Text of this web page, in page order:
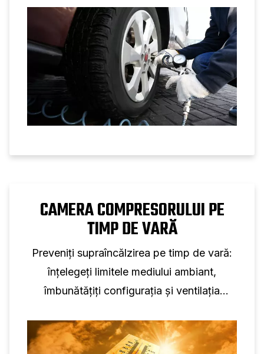
compresoarelor de aer.
CAMERA COMPRESORULUI PE
TIMP DE VARĂ
Preveniți supraîncălzirea pe timp de vară:
înțelegeți limitele mediului ambiant,
îmbunătățiți configurația și ventilația
tendințele de temperatură pentru a evita
decuplările.